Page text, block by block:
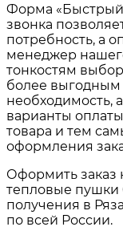
Форма «Быстрый
звонка
потребность, а
менеджер
тонкостям
более
необходимость,
варианты
товара и тем
оформления
Оформить заказ
тепловые пушки
получения в
по всей России.